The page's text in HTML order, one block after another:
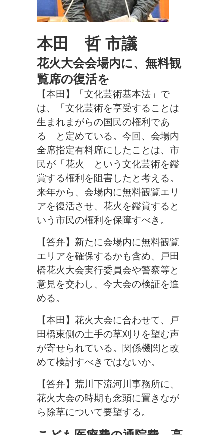
本田 哲 市議
花火大会会場内に、無料観
覧席の復活を
【本田】
「文化芸術基本法」で
は、「文化芸術を享受することは
生まれまがらの国民の権利であ
る」と定めている。今回、会場内
全席指定有料席にしたことは、市
民が「花火」という文化芸術を鑑
賞する権利を阻害したと考える。
来年から、会場内に無料観覧エリ
アを復活させ、花火を鑑賞すると
いう市民の権利を保障すべき。
【答弁】新たに会場内に無料観覧
エリアを確保するかも含め、戸田
橋花火大会実行委員会や警察等と
意見を交わし、今大会の検証を進
める。
【本田】花火大会に合わせて、戸
田橋東側の土手の草刈りを望む声
が寄せられている。関係機関と改
めて検討すべきではないか。
【答弁】荒川下流河川事務所に、
花火大会の時期も念頭に置きなが
ら除草について要望する。